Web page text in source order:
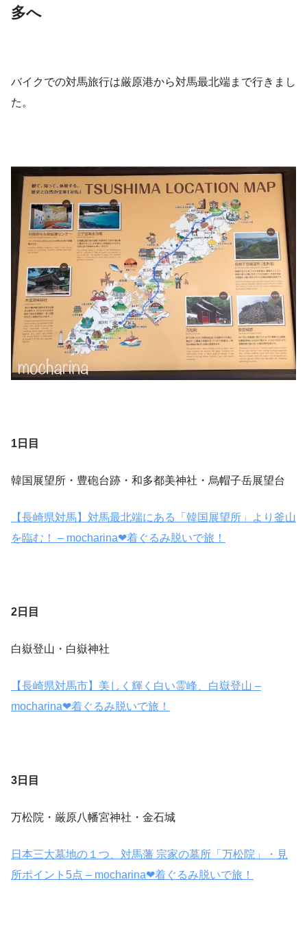
多へ
バイクでの対馬旅行は厳原港から対馬最北端まで行きまし
た。
1日目
韓国展望所・豊砲台跡・和多都美神社・烏帽子岳展望台
【長崎県対馬】対馬最北端にある「韓国展望所」より釜山
を臨む！ – mocharina❤︎着ぐるみ脱いで旅！
2日目
白嶽登山・白嶽神社
【長崎県対馬市】美しく輝く白い霊峰、白嶽登山 –
mocharina❤︎着ぐるみ脱いで旅！
3日目
万松院・厳原八幡宮神社・金石城
日本三大墓地の１つ、対馬藩 宗家の墓所「万松院」・見
所ポイント5点 – mocharina❤︎着ぐるみ脱いで旅！